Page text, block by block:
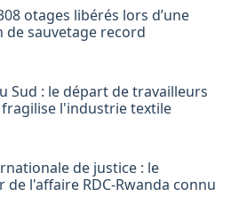
otages libérés lors d’une
de sauvetage record
Sud : le départ de travailleurs
l'industrie textile
de justice : le
de l'affaire RDC-Rwanda connu